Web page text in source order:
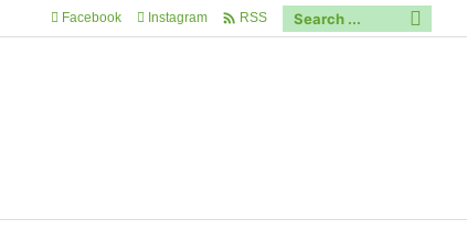
Facebook Instagram  RSS